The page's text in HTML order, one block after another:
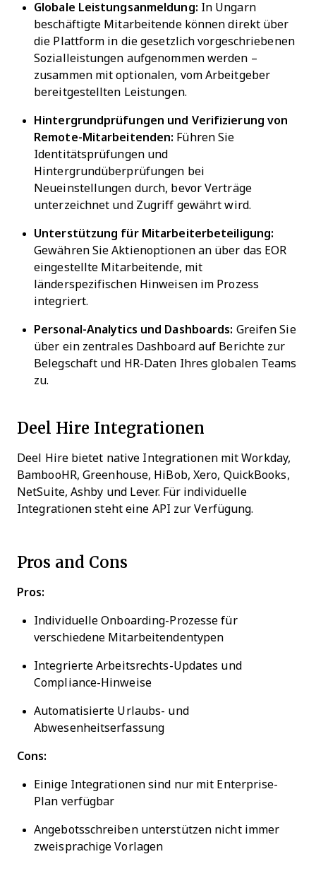
Globale Leistungsanmeldung: In Ungarn
beschäftigte Mitarbeitende können direkt über
die Plattform in die gesetzlich vorgeschriebenen
Sozialleistungen aufgenommen werden –
zusammen mit optionalen, vom Arbeitgeber
bereitgestellten Leistungen.
Hintergrundprüfungen und Verifizierung von
Remote-Mitarbeitenden: Führen Sie
Identitätsprüfungen und
Hintergrundüberprüfungen bei
Neueinstellungen durch, bevor Verträge
unterzeichnet und Zugriff gewährt wird.
Unterstützung für Mitarbeiterbeteiligung:
Gewähren Sie Aktienoptionen an über das EOR
eingestellte Mitarbeitende, mit
länderspezifischen Hinweisen im Prozess
integriert.
Personal-Analytics und Dashboards: Greifen Sie
über ein zentrales Dashboard auf Berichte zur
Belegschaft und HR-Daten Ihres globalen Teams
zu.
Deel Hire Integrationen
Deel Hire bietet native Integrationen mit Workday,
BambooHR, Greenhouse, HiBob, Xero, QuickBooks,
NetSuite, Ashby und Lever. Für individuelle
Integrationen steht eine API zur Verfügung.
Pros and Cons
Pros:
Individuelle Onboarding-Prozesse für
verschiedene Mitarbeitendentypen
Integrierte Arbeitsrechts-Updates und
Compliance-Hinweise
Automatisierte Urlaubs- und
Abwesenheitserfassung
Cons:
Einige Integrationen sind nur mit Enterprise-
Plan verfügbar
Angebotsschreiben unterstützen nicht immer
zweisprachige Vorlagen